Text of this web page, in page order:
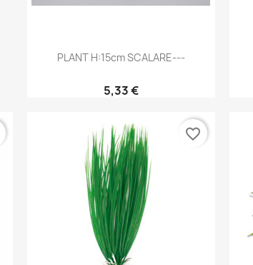
Aperçu rapide
PLANT H:15cm SCALARE---
5,33 €
favorite_border